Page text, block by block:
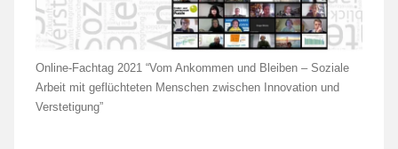
Online-Fachtag 2021 “Vom Ankommen und Bleiben – Soziale
Arbeit mit geflüchteten Menschen zwischen Innovation und
Verstetigung”